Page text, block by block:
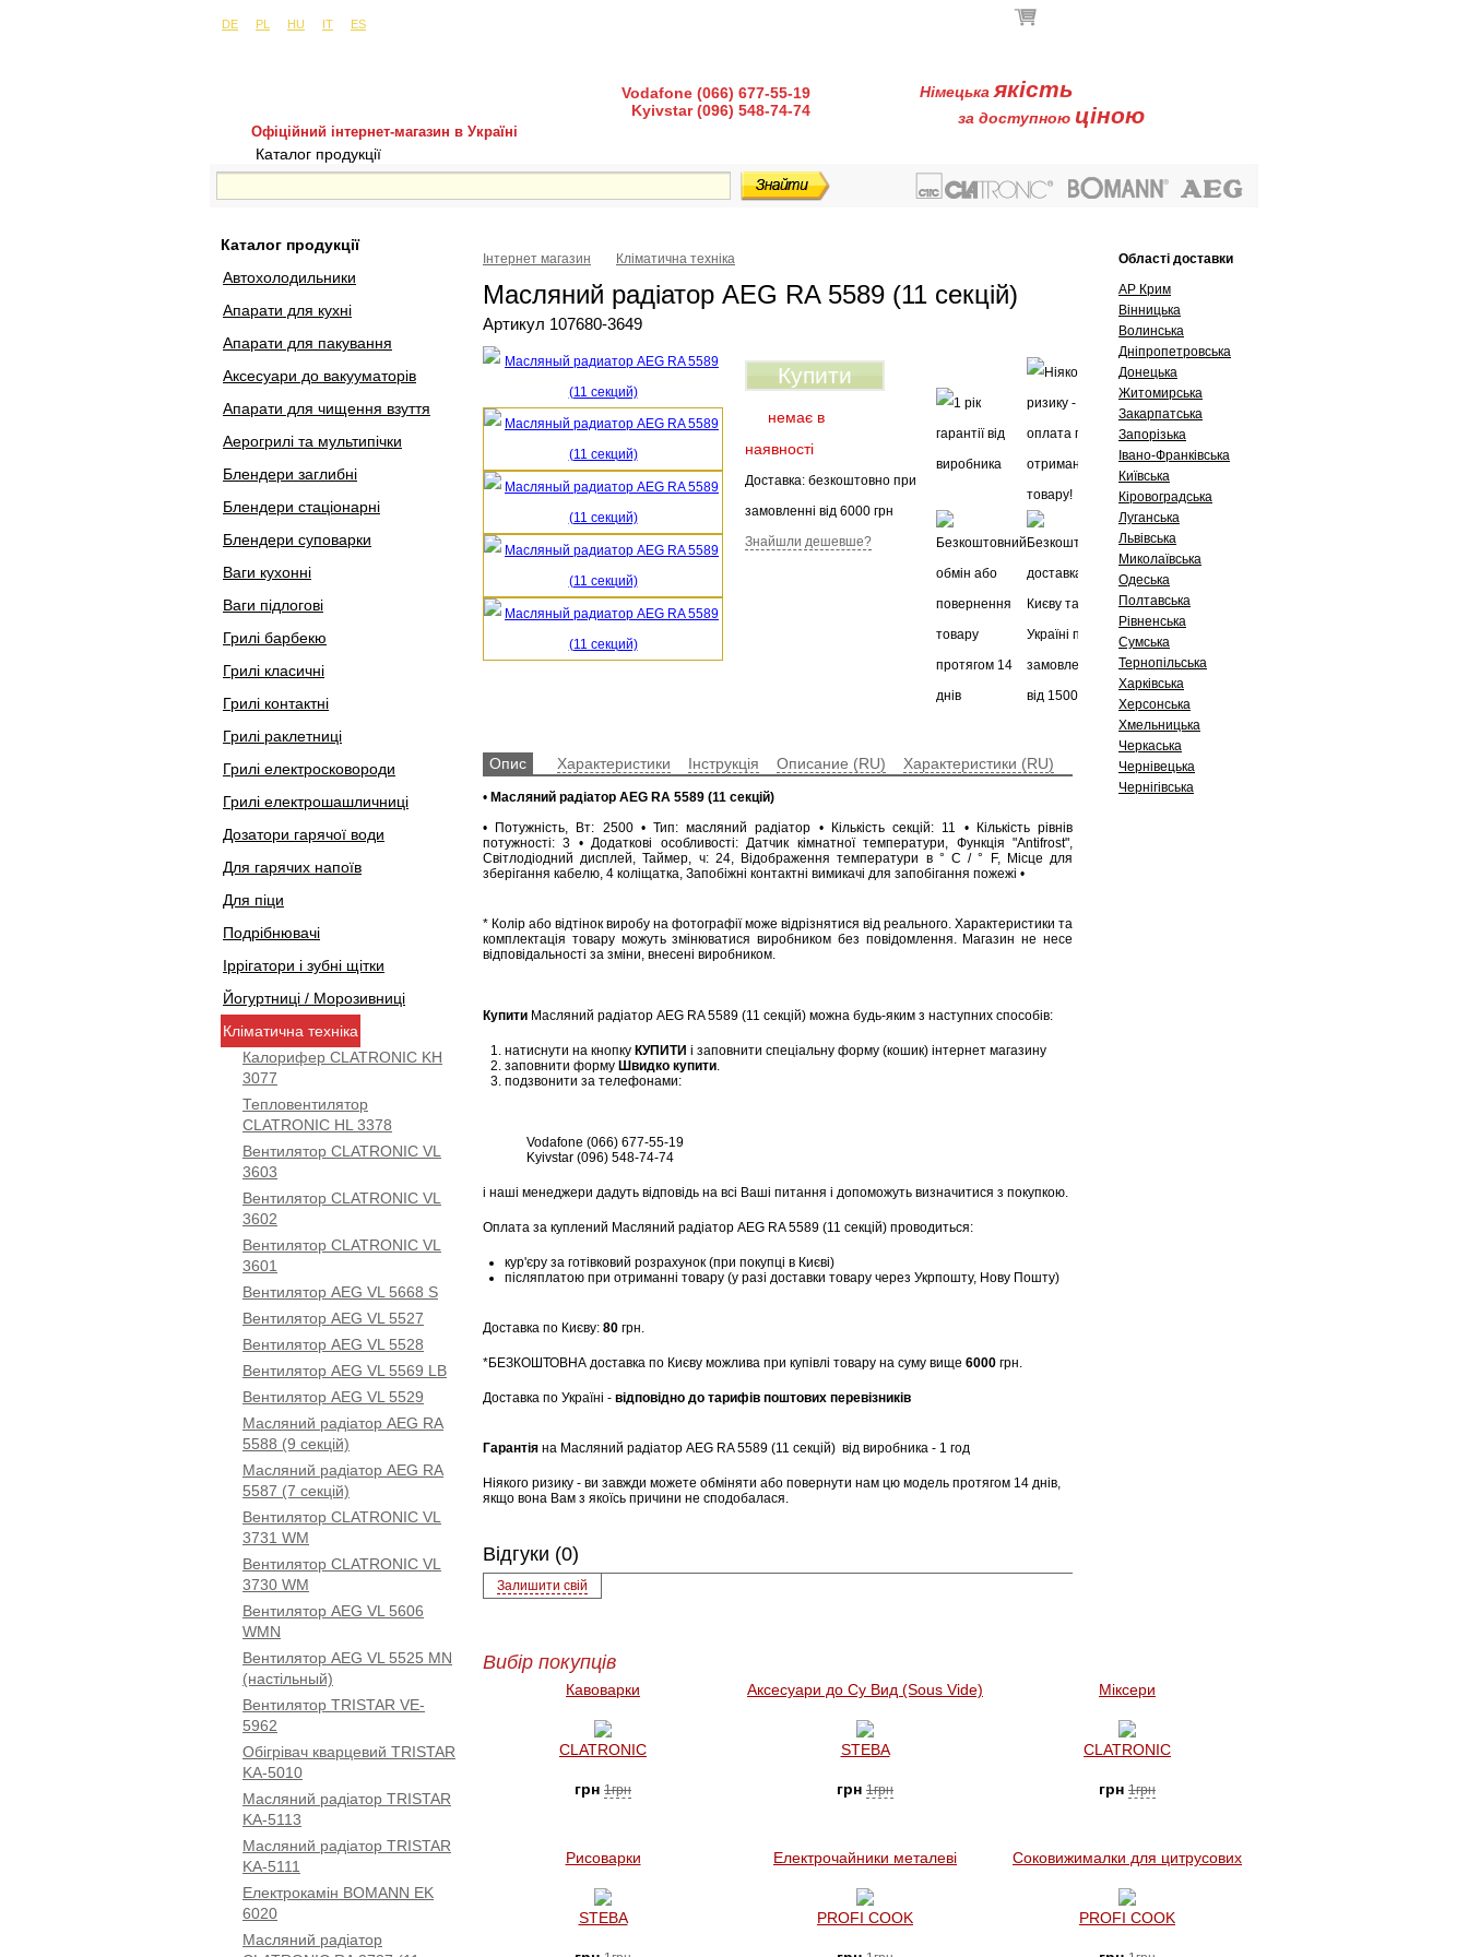
DE
PL HU IT ES
Офіційний інтернет-магазин в Україні
Vodafone (066) 677-55-19
Kyivstar (096) 548-74-74
Німецька якість
за доступною ціною
Каталог продукції
Каталог продукції
Автохолодильники
Апарати для кухні
Апарати для пакування
Аксесуари до вакууматорів
Апарати для чищення взуття
Аерогрилі та мультипічки
Блендери заглибні
Блендери стаціонарні
Блендери суповарки
Ваги кухонні
Ваги підлогові
Грилі барбекю
Грилі класичні
Грилі контактні
Грилі раклетниці
Грилі електросковороди
Грилі електрошашличниці
Дозатори гарячої води
Для гарячих напоїв
Для піци
Подрібнювачі
Іррігатори і зубні щітки
Йогуртниці / Морозивниці
Кліматична техніка
Калорифер CLATRONIC KH
3077
Тепловентилятор
CLATRONIC HL 3378
Вентилятор CLATRONIC VL
3603
Вентилятор CLATRONIC VL
3602
Вентилятор CLATRONIC VL
3601
Вентилятор AEG VL 5668 S
Вентилятор AEG VL 5527
Вентилятор AEG VL 5528
Вентилятор AEG VL 5569 LB
Вентилятор AEG VL 5529
Масляний радіатор AEG RA
5588 (9 секцій)
Масляний радіатор AEG RA
5587 (7 секцій)
Вентилятор CLATRONIC VL
3731 WM
Вентилятор CLATRONIC VL
3730 WM
Вентилятор AEG VL 5606
WMN
Вентилятор AEG VL 5525 MN
(настільный)
Вентилятор TRISTAR VE-
5962
Обігрівач кварцевий TRISTAR
KA-5010
Масляний радіатор TRISTAR
KA-5113
Масляний радіатор TRISTAR
KA-5111
Електрокамін BOMANN EK
6020
Масляний радіатор
Інтернет магазин Кліматична техніка
Масляний радіатор AEG RA 5589 (11 секцій)
Артикул 107680-3649
Купити
немає в
наявності
Доставка: безкоштовно при
замовленні від 6000 грн
Знайшли дешевше?
Опис Характеристики Інструкція Описание (RU) Характеристики (RU)
• Масляний радіатор AEG RA 5589 (11 секцій)
• Потужність, Вт: 2500 • Тип: масляний радіатор • Кількість секцій: 11 • Кількість рівнів
потужності: 3 • Додаткові особливості: Датчик кімнатної температури, Функція "Antifrost",
Світлодіодний дисплей, Таймер, ч: 24, Відображення температури в ° C / ° F, Місце для
зберігання кабелю, 4 коліщатка, Запобіжні контактні вимикачі для запобігання пожежі •
* Колір або відтінок виробу на фотографії може відрізнятися від реального. Характеристики та
комплектація товару можуть змінюватися виробником без повідомлення. Магазин не несе
відповідальності за зміни, внесені виробником.
Купити Масляний радіатор AEG RA 5589 (11 секцій) можна будь-яким з наступних способів:
натиснути на кнопку КУПИТИ і заповнити спеціальну форму (кошик) інтернет магазину
заповнити форму Швидко купити.
подзвонити за телефонами:
Vodafone (066) 677-55-19
Kyivstar (096) 548-74-74
і наші менеджери дадуть відповідь на всі Ваші питання і допоможуть визначитися з покупкою.
Оплата за куплений Масляний радіатор AEG RA 5589 (11 секцій) проводиться:
кур'єру за готівковий розрахунок (при покупці в Києві)
післяплатою при отриманні товару (у разі доставки товару через Укрпошту, Нову Пошту)
Доставка по Києву: 80 грн.
*БЕЗКОШТОВНА доставка по Києву можлива при купівлі товару на суму вище 6000 грн.
Доставка по Україні - відповідно до тарифів поштових перевізників
Гарантія на Масляний радіатор AEG RA 5589 (11 секцій) від виробника - 1 год
Ніякого ризику - ви завжди можете обміняти або повернути нам цю модель протягом 14 днів,
якщо вона Вам з якоїсь причини не сподобалася.
Відгуки (0)
Залишити свій
Області доставки
АР Крим
Вінницька
Волинська
Дніпропетровська
Донецька
Житомирська
Закарпатська
Запорізька
Івано-Франківська
Київська
Кіровоградська
Луганська
Львівська
Миколаївська
Одеська
Полтавська
Рівненська
Сумська
Тернопільська
Харківська
Херсонська
Хмельницька
Черкаська
Чернівецька
Чернігівська
Вибір покупців
Кавоварки
CLATRONIC
грн 1грн
Аксесуари до Су Вид (Sous Vide)
STEBA
грн 1грн
Міксери
CLATRONIC
грн 1грн
Рисоварки
STEBA
Електрочайники металеві
PROFI COOK
Соковижималки для цитрусових
PROFI COOK